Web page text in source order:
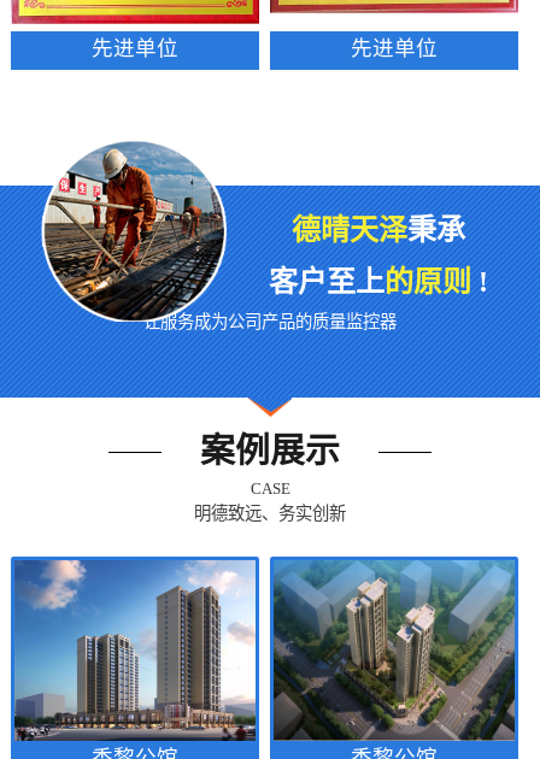
先进单位 先进单位
德晴天泽秉承
客户至上的原则!
让服务成为公司产品的质量监控器
案例展示
CASE
明德致远、务实创新